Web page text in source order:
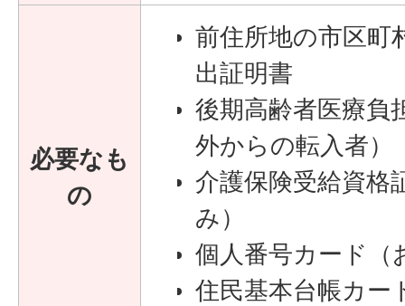
必要なも
の
前住所地の市区町
出証明書
後期高齢者医療負
外からの転入者）
介護保険受給資格
み）
個人番号カード（
住民基本台帳カー